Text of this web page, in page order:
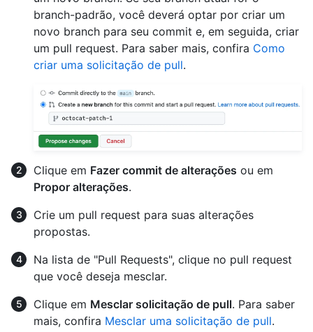
branch-padrão, você deverá optar por criar um
novo branch para seu commit e, em seguida, criar
um pull request. Para saber mais, confira Como
criar uma solicitação de pull.
Clique em Fazer commit de alterações ou em
Propor alterações.
Crie um pull request para suas alterações
propostas.
Na lista de "Pull Requests", clique no pull request
que você deseja mesclar.
Clique em Mesclar solicitação de pull. Para saber
mais, confira Mesclar uma solicitação de pull.